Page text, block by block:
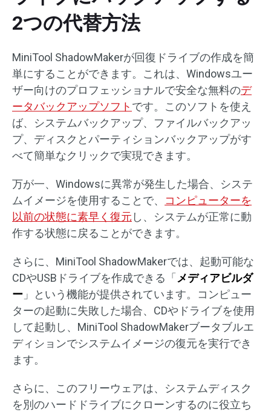
2つの代替方法
MiniTool ShadowMakerが回復ドライブの作成を簡
単にすることができます。これは、Windowsユー
ザー向けのプロフェッショナルで安全な無料のデ
ータバックアップソフト です。このソフトを使え
ば、システムバックアップ、ファイルバックアッ
プ、ディスクとパーティションバックアップがす
べて簡単なクリックで実現できます。
万が一、Windowsに異常が発生した場合、システ
ムイメージを使用することで、 コンピューターを
以前の状態に素早く復元 し、システムが正常に動
作する状態に戻ることができます。
さらに、MiniTool ShadowMakerでは、起動可能な
CDやUSBドライブを作成できる「 メディアビルダ
ー 」という機能が提供されています。コンピュー
ターの起動に失敗した場合、CDやドライブを使用
して起動し、MiniTool ShadowMakerブータブルエ
ディションでシステムイメージの復元を実行でき
ます。
さらに、このフリーウェアは、システムディスク
を別のハードドライブにクローンするのに役立ち